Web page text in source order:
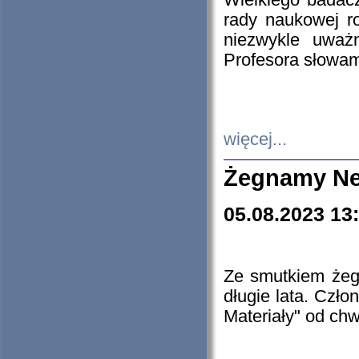
rady naukowej
niezwykle
Profesora
więcej...
Żegnamy
05.08.2023
Ze smutkiem
długie lata.
Materiały" od